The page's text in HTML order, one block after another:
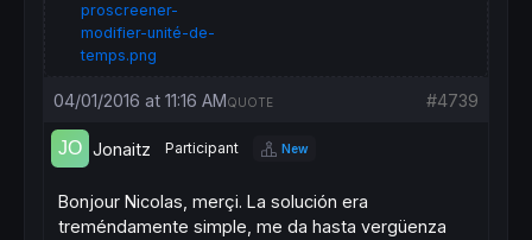
proscreener-
modifier-unité-de-
temps.png
04/01/2016 at 11:16 AM #4739
QUOTE
Jonaitz Participant New
Bonjour Nicolas, merçi. La solución era
treméndamente simple, me da hasta vergüenza